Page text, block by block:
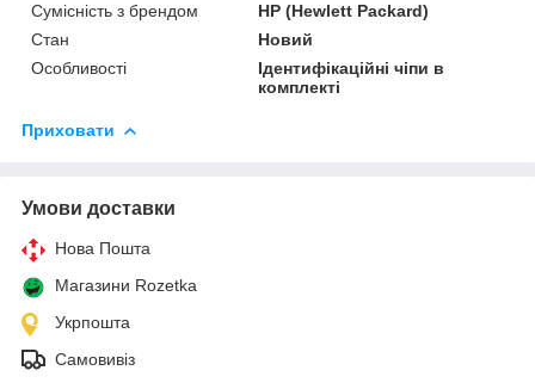
Сумісність з брендом
HP (Hewlett Packard)
Стан
Новий
Особливості
Ідентифікаційні чіпи в
комплекті
Приховати
Умови доставки
Нова Пошта
Магазини Rozetka
Укрпошта
Самовивіз